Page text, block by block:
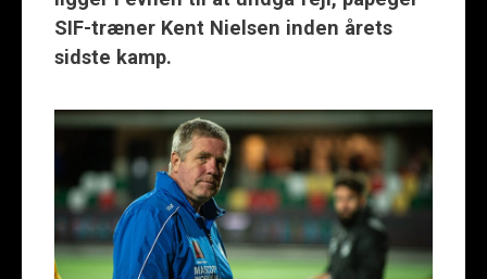
SIF-træner Kent Nielsen inden årets
sidste kamp.